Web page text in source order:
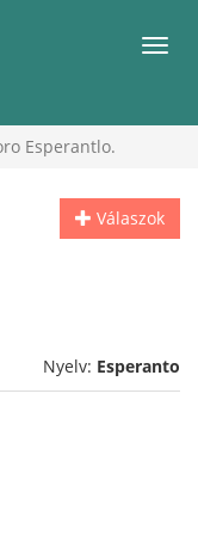
Esperantlo.
Válaszok
Nyelv: Esperanto